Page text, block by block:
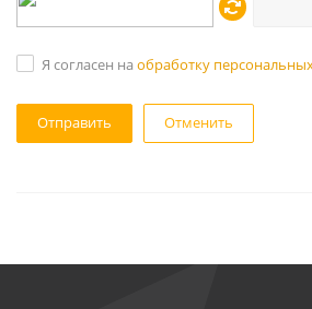
Я согласен на обработку
Отменить